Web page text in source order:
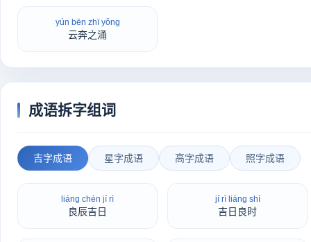
yún bēn zhī yǒng
云奔之涌
成语拆字组词
吉字成语 星字成语 高字成语 照字成语
liáng chén jí rì
良辰吉日
jí rì liáng shí
吉日良时